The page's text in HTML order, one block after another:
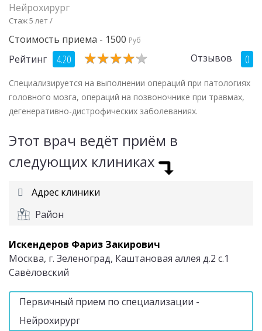
Нейрохирург
Стаж 5 лет /
Стоимость приема - 1500 Руб
Рейтинг 4.20 ★★★★★
★★★★★ Отзывов 0
Специализируется на выполнении операций при патологиях
головного мозга, операций на позвоночнике при травмах,
дегенеративно-дистрофических заболеваниях.
Этот врач ведёт приём в
следующих клиниках
Адрес клиники
Район
Искендеров Фариз Закирович
Москва, г. Зеленоград, Каштановая аллея д.2 с.1
Савёловский
Первичный прием по специализации -
Нейрохирург